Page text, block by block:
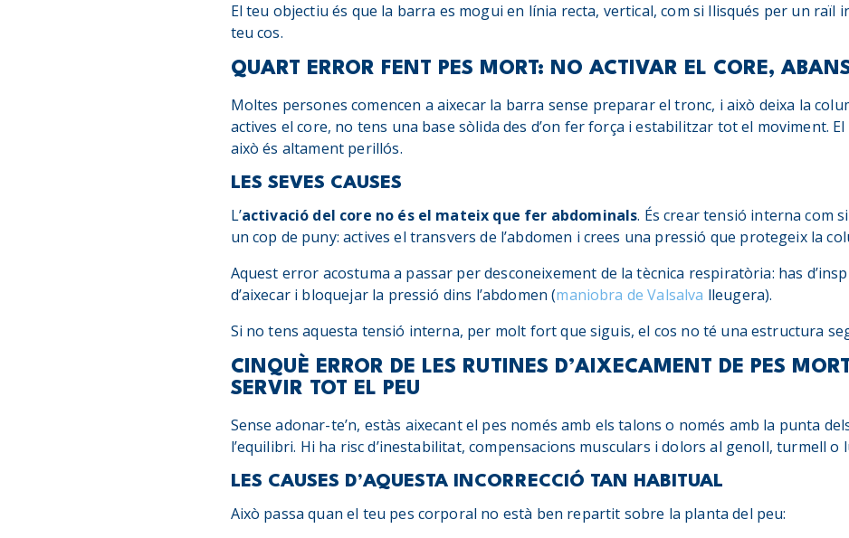
El teu objectiu és que la barra es mogui en línia recta, vertical, com si llisqués per un raïl
teu cos.
QUART ERROR FENT PES MORT: NO ACTIVAR EL CORE,
Moltes persones comencen a aixecar la barra sense preparar el tronc, i això deixa la
actives el core, no tens una base sòlida des d’on fer força i estabilitzar tot el moviment. El
això és altament perillós.
LES SEVES CAUSES
L’activació del core no és el mateix que fer abdominals. És crear tensió interna com
un cop de puny: actives el transvers de l’abdomen i crees una pressió que protegeix la
Aquest error acostuma a passar per desconeixement de la tècnica respiratòria: has
d’aixecar i bloquejar la pressió dins l’abdomen (maniobra de Valsalva lleugera).
Si no tens aquesta tensió interna, per molt fort que siguis, el cos no té una estructura
CINQUÈ ERROR DE LES RUTINES D’AIXECAMENT DE PES
SERVIR TOT EL PEU
Sense adonar-te’n, estàs aixecant el pes només amb els talons o només amb la punta
l’equilibri. Hi ha risc d’inestabilitat, compensacions musculars i dolors al genoll, turmell o
LES CAUSES D’AQUESTA INCORRECCIÓ TAN HABITUAL
Això passa quan el teu pes corporal no està ben repartit sobre la planta del peu: